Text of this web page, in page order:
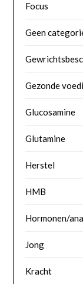
Focus
Geen
Gezonde
Glucosamine
Glutamine
Herstel
HMB
Hormonen/
Jong
Kracht